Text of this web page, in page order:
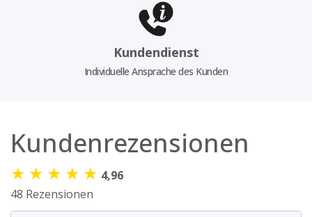
Kundendienst
Individuelle Ansprache des Kunden
Kundenrezensionen
★ ★ ★ ★ ★ 4,96
48 Rezensionen